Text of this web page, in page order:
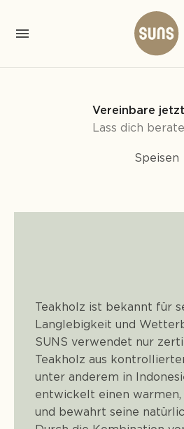
Speisen
Vereinbare
Lass dich
Teakholz ist bekannt für
Langlebigkeit und
SUNS verwendet nur
Teakholz aus
unter anderem in
entwickelt einen warmen,
und bewahrt seine